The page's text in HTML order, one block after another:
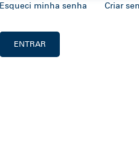
Esqueci minha senha Criar
ENTRAR